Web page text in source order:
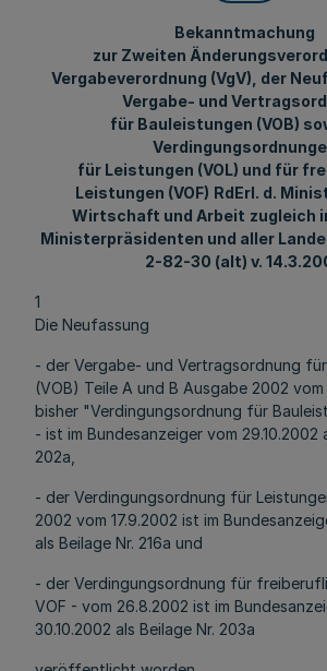
Bekanntmachung
zur Zweiten
Vergabeverordnung (VgV), der
Vergabe- und
für Bauleistungen (VOB)
für Leistungen (VOL) und für
Leistungen (VOF) RdErl. d.
Wirtschaft und Arbeit zugleich
Ministerpräsidenten und aller
2-82-30 (alt) v.
1
Die Neufassung
- der Vergabe- und Vertragsordnung
(VOB) Teile A und B Ausgabe 2002 vom
bisher "Verdingungsordnung für
- ist im Bundesanzeiger vom 29.10.2002
202a,
- der Verdingungsordnung für
2002 vom 17.9.2002 ist im
als Beilage Nr. 216a und
- der Verdingungsordnung für
VOF - vom 26.8.2002 ist im
30.10.2002 als Beilage Nr. 203a